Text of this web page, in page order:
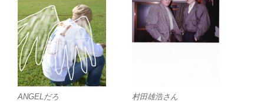
ANGELだろ 村田雄浩さん